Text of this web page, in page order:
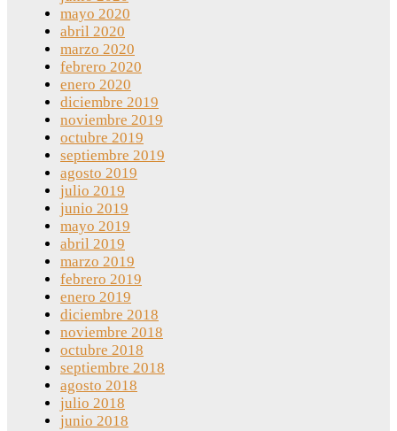
mayo 2020
abril 2020
marzo 2020
febrero 2020
enero 2020
diciembre 2019
noviembre 2019
octubre 2019
septiembre 2019
agosto 2019
julio 2019
junio 2019
mayo 2019
abril 2019
marzo 2019
febrero 2019
enero 2019
diciembre 2018
noviembre 2018
octubre 2018
septiembre 2018
agosto 2018
julio 2018
junio 2018